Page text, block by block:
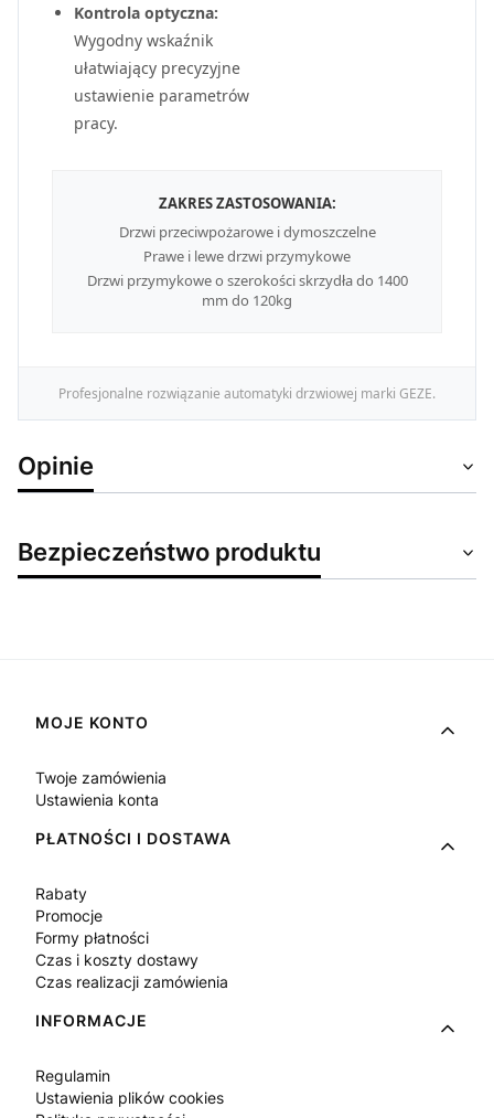
Kontrola optyczna:
Wygodny wskaźnik
ułatwiający precyzyjne
ustawienie parametrów
pracy.
ZAKRES ZASTOSOWANIA:
Drzwi przeciwpożarowe i dymoszczelne
Prawe i lewe drzwi przymykowe
Drzwi przymykowe o szerokości skrzydła do 1400
mm do 120kg
Profesjonalne rozwiązanie automatyki drzwiowej marki GEZE.
Opinie
Bezpieczeństwo produktu
Linki w stopce
MOJE KONTO
Twoje zamówienia
Ustawienia konta
PŁATNOŚCI I DOSTAWA
Rabaty
Promocje
Formy płatności
Czas i koszty dostawy
Czas realizacji zamówienia
INFORMACJE
Regulamin
Ustawienia plików cookies